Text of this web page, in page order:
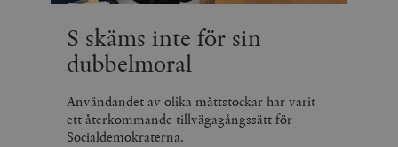
S skäms inte för sin
dubbelmoral
Användandet av olika måttstockar har varit
ett återkommande tillvägagångssätt för
Socialdemokraterna.